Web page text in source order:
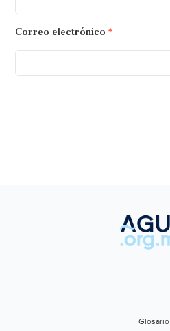
Correo electrónico *
Glosario